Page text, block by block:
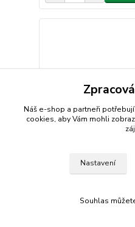
Náš e-shop a partneři potřebují
cookies, aby Vám mohli
Nastavení
Souhlas